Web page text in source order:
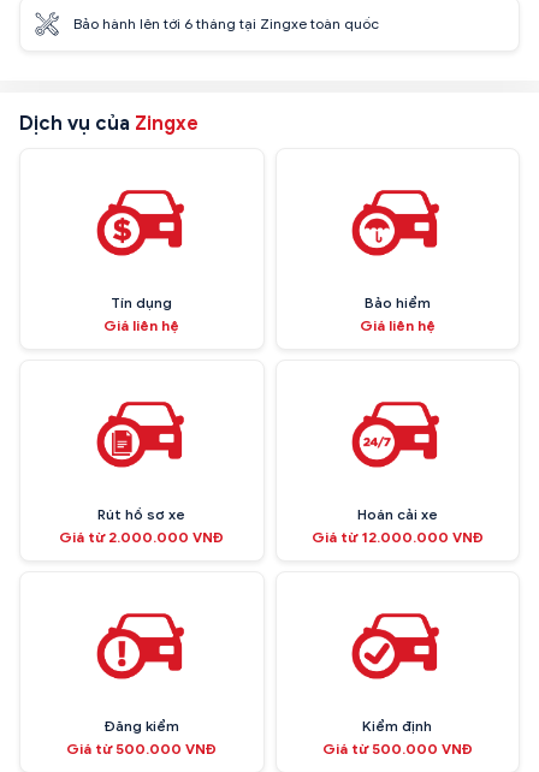
Bảo hành lên tới 6 tháng tại Zingxe toàn quốc
Dịch vụ của Zingxe
Tín dụng
Giá liên hệ
Bảo hiểm
Giá liên hệ
Rút hồ sơ xe
Giá từ 2.000.000 VNĐ
Hoán cải xe
Giá từ 12.000.000 VNĐ
Đăng kiểm
Giá từ 500.000 VNĐ
Kiểm định
Giá từ 500.000 VNĐ